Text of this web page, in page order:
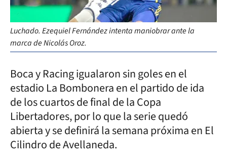
Luchado. Ezequiel Fernández intenta maniobrar ante la
marca de Nicolás Oroz.
Boca y Racing igualaron sin goles en el
estadio La Bombonera en el partido de ida
de los cuartos de final de la Copa
Libertadores, por lo que la serie quedó
abierta y se definirá la semana próxima en El
Cilindro de Avellaneda.